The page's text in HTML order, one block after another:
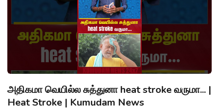
அதிகமா வெயில்ல சுத்துனா heat stroke வருமா... |
Heat Stroke | Kumudam News